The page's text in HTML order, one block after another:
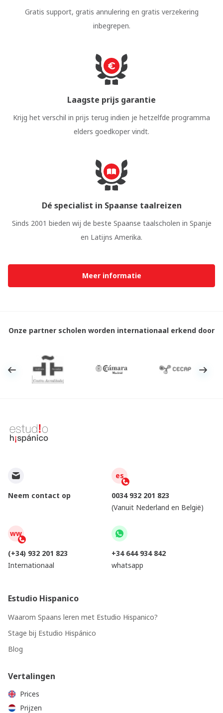
Gratis support, gratis annulering en gratis verzekering
inbegrepen.
Laagste prijs garantie
Krijg het verschil in prijs terug indien je hetzelfde programma
elders goedkoper vindt.
Dé specialist in Spaanse taalreizen
Sinds 2001 bieden wij de beste Spaanse taalscholen in Spanje
en Latijns Amerika.
Meer informatie
Onze partner scholen worden internationaal erkend door
Neem contact op
es
0034 932 201 823
(Vanuit Nederland en België)
ww
(+34) 932 201 823
Internationaal
+34 644 934 842
whatsapp
Estudio Hispanico
Waarom Spaans leren met Estudio Hispanico?
Stage bij Estudio Hispánico
Blog
Vertalingen
Prices
Prijzen